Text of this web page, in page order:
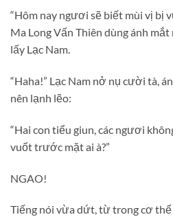
“Hôm nay ngươi sẽ biết mùi vị bị
Ma Long Vấn Thiên dùng ánh
lấy Lạc Nam.
“Haha!” Lạc Nam nở nụ cười tà,
nên lạnh lẽo:
“Hai con tiểu giun, các ngươi
vuốt trước mặt ai à?”
NGAO!
Tiếng nói vừa dứt, từ trong cơ thể